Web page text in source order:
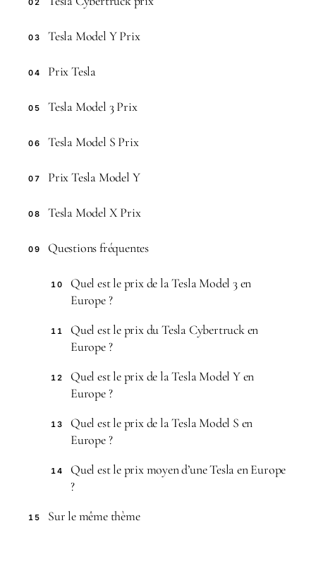
02
03 Tesla Model Y Prix
04 Prix Tesla
05 Tesla Model 3 Prix
06 Tesla Model S Prix
07 Prix Tesla Model Y
08 Tesla Model X Prix
09 Questions fréquentes
10
Quel est le prix de la Tesla Model 3 en
Europe ?
11
Quel est le prix du Tesla Cybertruck en
Europe ?
12
Quel est le prix de la Tesla Model Y en
Europe ?
13
Quel est le prix de la Tesla Model S en
Europe ?
14
Quel est le prix moyen d’une Tesla en Europe
?
15 Sur le même thème